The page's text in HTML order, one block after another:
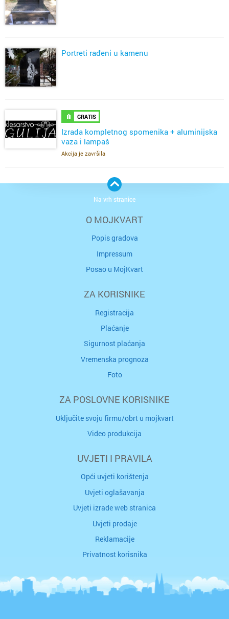
Portreti rađeni u kamenu
GRATIS
Izrada kompletnog spomenika + aluminijska
vaza i lampaš
Akcija je završila
O MOJKVART
Popis gradova
Impressum
Posao u MojKvart
ZA KORISNIKE
Registracija
Plaćanje
Sigurnost plaćanja
Vremenska prognoza
Foto
ZA POSLOVNE KORISNIKE
Uključite svoju firmu/obrt u mojkvart
Video produkcija
UVJETI I PRAVILA
Opći uvjeti korištenja
Uvjeti oglašavanja
Uvjeti izrade web stranica
Uvjeti prodaje
Reklamacije
Privatnost korisnika
Na vrh stranice